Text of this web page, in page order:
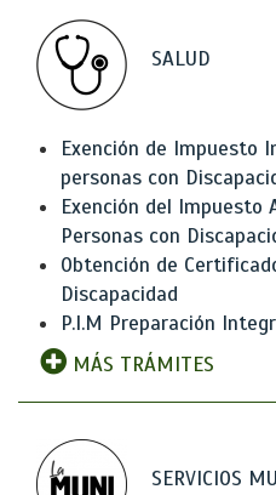
SALUD
Exención de Impuesto
personas con
Exención del Impuesto
Personas con
Obtención de
Discapacidad
P.I.M Preparación
MÁS TRÁMITES
SERVICIOS